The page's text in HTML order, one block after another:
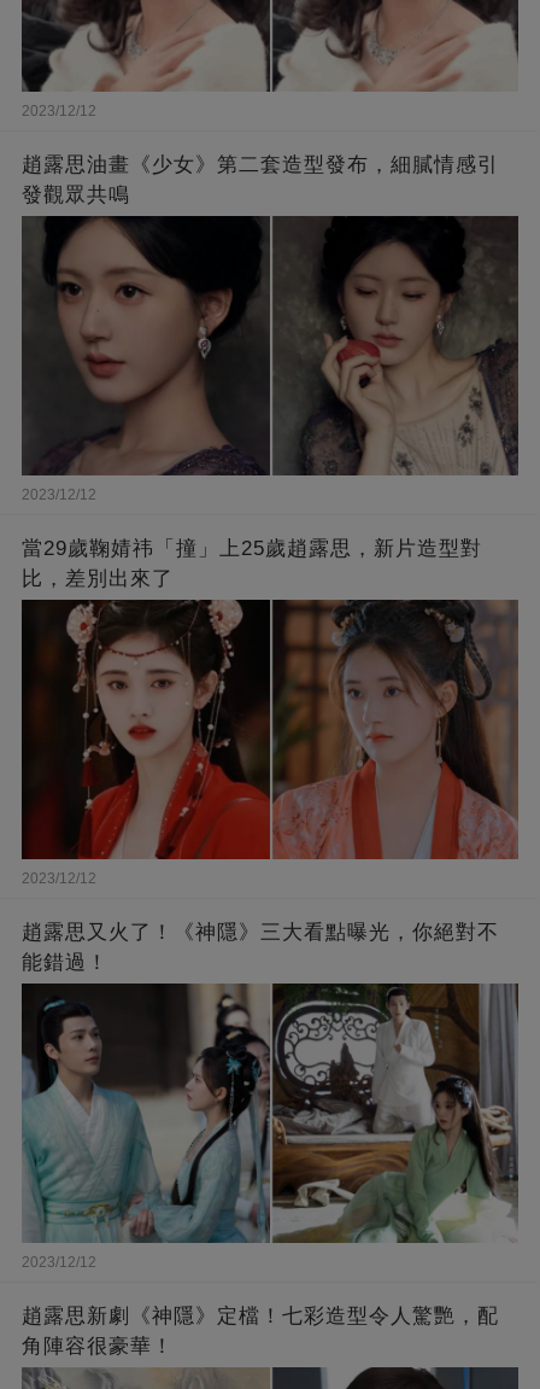
2023/12/12
趙露思油畫《少女》第二套造型發布，細膩情感引
發觀眾共鳴
2023/12/12
當29歲鞠婧祎「撞」上25歲趙露思，新片造型對
比，差別出來了
2023/12/12
趙露思又火了！《神隱》三大看點曝光，你絕對不
能錯過！
2023/12/12
趙露思新劇《神隱》定檔！七彩造型令人驚艷，配
角陣容很豪華！